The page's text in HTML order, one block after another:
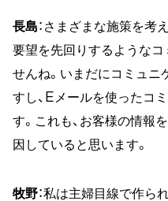
長島：さまざまな施策を考
要望を先回りするような
せんね。いまだにコミュ
すし、Eメールを使ったコ
す。これも、お客様の情報
因していると思います。
牧野：私は主婦目線で作ら